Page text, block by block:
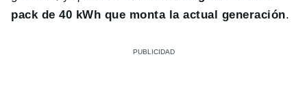
pack de 40 kWh que monta la actual generación.